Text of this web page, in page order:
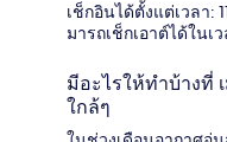
เช็กอินได้ตั้งแต่เวลา:
มารถเช็กเอาต์ได้ในเว
มีอะไรให้ทำบ้างที่
ใกล้ๆ